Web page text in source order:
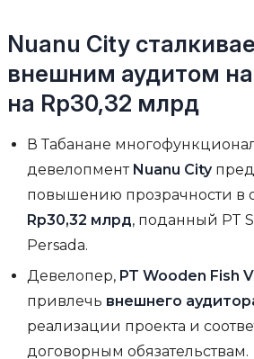
Nuanu City
внешним аудитом
на Rp30,32 млрд
В Табанане
девелопмент Nuanu City
повышению прозрачности в
Rp30,32 млрд, поданный PT
Persada.
Девелопер, PT Wooden Fish
привлечь внешнего
реализации проекта и
договорным обязательствам.